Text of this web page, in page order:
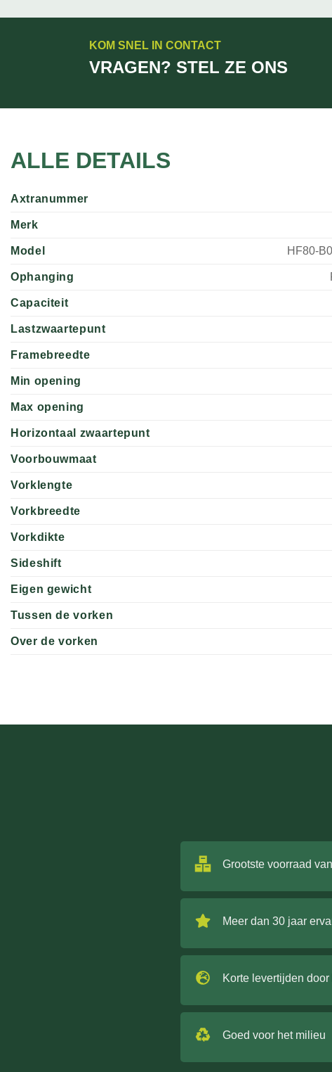
KOM SNEL IN CONTACT
VRAGEN? STEL ZE ONS
ALLE DETAILS
Axtranummer
Merk
Model HF80-
Ophanging
Capaciteit
Lastzwaartepunt
Framebreedte
Min opening
Max opening
Horizontaal zwaartepunt
Voorbouwmaat
Vorklengte
Vorkbreedte
Vorkdikte
Sideshift
Eigen gewicht
Tussen de vorken
Over de vorken
Grootste voorraad
Meer dan 30 jaar
Korte levertijden
Goed voor het milieu